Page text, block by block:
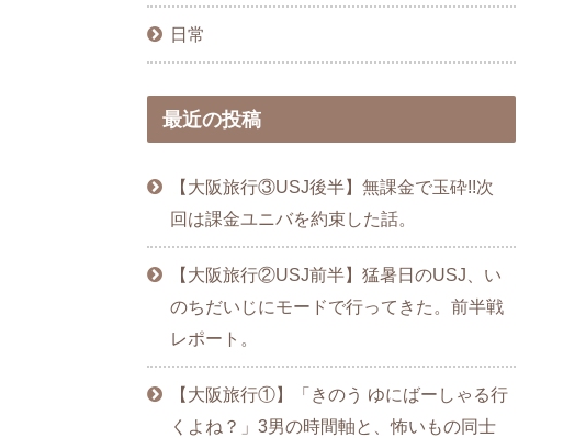
日常
最近の投稿
【大阪旅行③USJ後半】無課金で玉砕!!次
回は課金ユニバを約束した話。
【大阪旅行②USJ前半】猛暑日のUSJ、い
のちだいじにモードで行ってきた。前半戦
レポート。
【大阪旅行①】「きのう ゆにばーしゃる行
くよね？」3男の時間軸と、怖いもの同士